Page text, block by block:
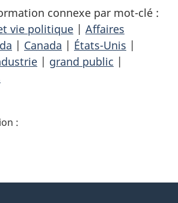
connexe par mot-clé :
vie politique | Affaires
| Canada | États-Unis |
| grand public |